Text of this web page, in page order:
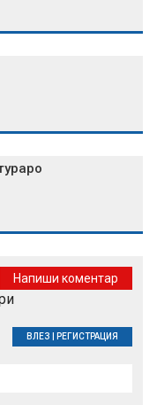
Напиши коментар
ВЛЕЗ РЕГИСТРАЦИЯ